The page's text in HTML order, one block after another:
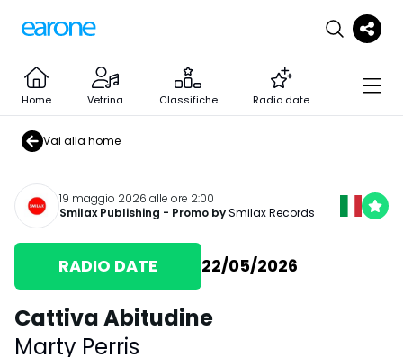
Home Vetrina Classifiche Radio date
Vai alla home
19 maggio 2026 alle ore 2:00
Smilax Publishing - Promo bySmilax Records
RADIO DATE 22/05/2026
Cattiva Abitudine
Marty Perris